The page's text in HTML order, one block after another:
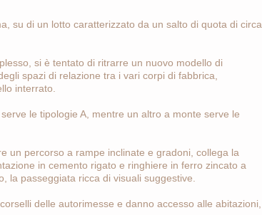
su di un lotto caratterizzato da un salto di quota di circa
si è tentato di ritrarre un nuovo modello di
spazi di relazione tra i vari corpi di fabbrica,
interrato.
le tipologie A, mentre un altro a monte serve le
un percorso a rampe inclinate e gradoni, collega la
in cemento rigato e ringhiere in ferro zincato a
la passeggiata ricca di visuali suggestive.
delle autorimesse e danno accesso alle abitazioni,